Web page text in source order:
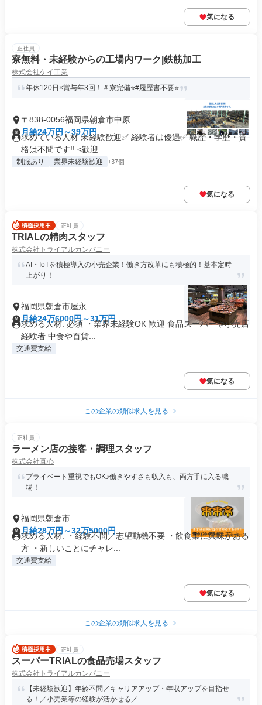
気になる
正社員
寮無料・未経験からの工場内ワーク|鉄筋加工
株式会社ケイ工業
年休120日×賞与年3回！＃寮完備⭐️#履歴書不要⭐️
〒838-0056福岡県朝倉市中原
月給24万円～39万円
求めている人材 未経験歓迎✅ 経験者は優遇✅ 職歴・学歴・資
格は不問です!! <歓迎...
制服あり 業界未経験歓迎 +37個
気になる
正社員
TRIALの精肉スタッフ
株式会社トライアルカンパニー
AI・IoTを積極導入の小売企業！働き方改革にも積極的！基本定時
上がり！
福岡県朝倉市屋永
月給24万6000円～31万円
求める人材: 必須 ・業界未経験OK 歓迎 食品スーパーや小売店
経験者 中食や百貨...
交通費支給
気になる
この企業の類似求人を見る
正社員
ラーメン店の接客・調理スタッフ
株式会社真心
プライベート重視でもOK♪働きやすさも収入も、両方手に入る職
場！
福岡県朝倉市
月給28万円～32万5000円
求める人材: ・経験不問／志望動機不要 ・飲食業に興味がある
方 ・新しいことにチャレ...
交通費支給
気になる
この企業の類似求人を見る
正社員
スーパーTRIALの食品売場スタッフ
株式会社トライアルカンパニー
【未経験歓迎】年齢不問／キャリアアップ・年収アップを目指せ
る！／小売業等の経験が活かせる／...